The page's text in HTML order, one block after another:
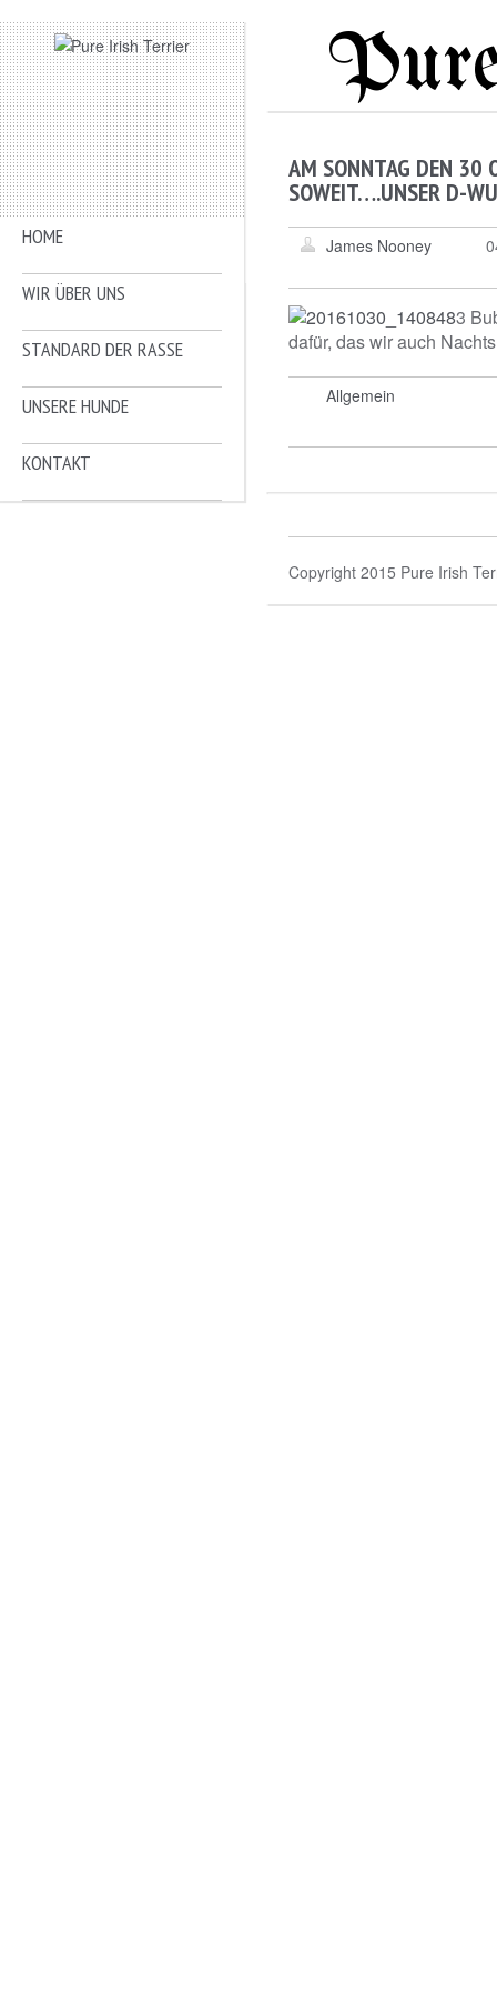
HOME
WIR ÜBER UNS
STANDARD DER RASSE
UNSERE HUNDE
KONTAKT
AM SONNTAG DEN 30
SOWEIT….UNSER D-
James Nooney
3
dafür, das wir auch
Allgemein
Copyright 2015 Pure Irish